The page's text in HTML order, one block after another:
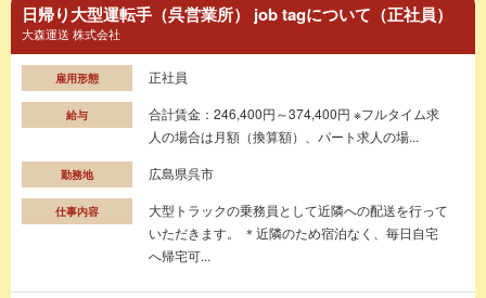
日帰り大型運転手（呉営業所） job tagについて（正社員）
大森運送 株式会社
雇用形態 正社員
給与
合計賃金：246,400円～374,400円 ※フルタイム求
人の場合は月額（換算額）、パート求人の場...
勤務地 広島県呉市
仕事内容
大型トラックの乗務員として近隣への配送を行って
いただきます。 ＊近隣のため宿泊なく、毎日自宅
へ帰宅可...